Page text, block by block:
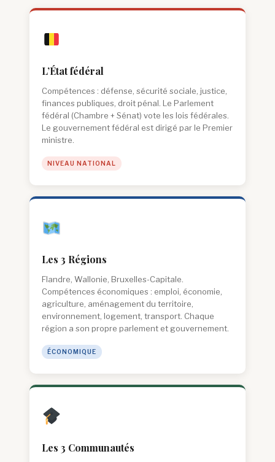
L’État fédéral
Compétences : défense, sécurité sociale, justice,
finances publiques, droit pénal. Le Parlement
fédéral (Chambre + Sénat) vote les lois fédérales.
Le gouvernement fédéral est dirigé par le Premier
ministre.
NIVEAU NATIONAL
Les 3 Régions
Flandre, Wallonie, Bruxelles-Capitale.
Compétences économiques : emploi, économie,
agriculture, aménagement du territoire,
environnement, logement, transport. Chaque
région a son propre parlement et gouvernement.
ÉCONOMIQUE
Les 3 Communautés